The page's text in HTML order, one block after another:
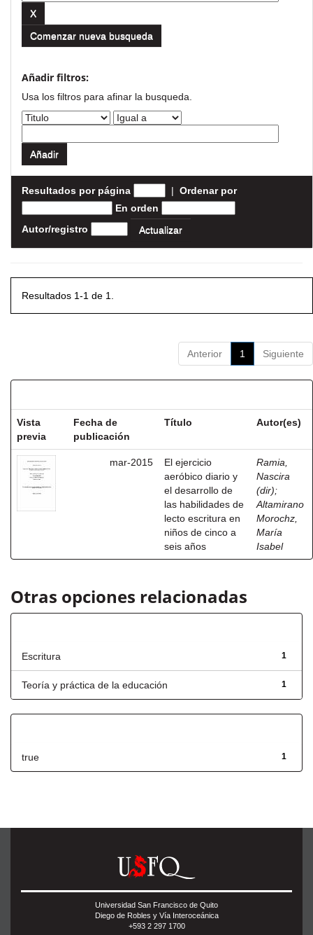
Comenzar nueva busqueda
Añadir filtros:
Usa los filtros para afinar la busqueda.
Resultados por página | Ordenar por
En orden
Autor/registro
Resultados 1-1 de 1.
Anterior 1 Siguiente
Vista
previa
Fecha de
publicación
Título Autor(es)
mar-2015
El ejercicio
aeróbico diario y
el desarrollo de
las habilidades de
lecto escritura en
niños de cinco a
seis años
Ramia,
Nascira
(dir);
Altamirano
Morochz,
María
Isabel
Otras opciones relacionadas
1
Escritura
1
Teoría y práctica de la educación
1
true
Universidad San Francisco de Quito
Diego de Robles y Vía Interoceánica
+593 2 297 1700